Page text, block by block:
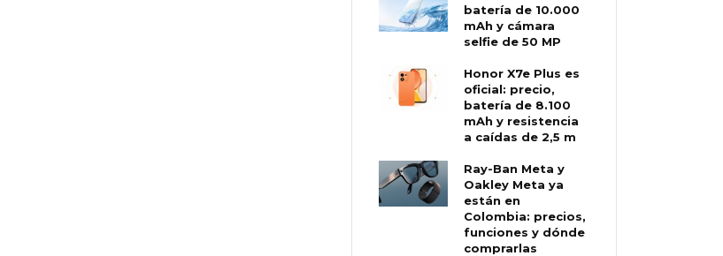
batería de 10.000
mAh y cámara
selfie de 50 MP
Honor X7e Plus es
oficial: precio,
batería de 8.100
mAh y resistencia
a caídas de 2,5 m
Ray-Ban Meta y
Oakley Meta ya
están en
Colombia: precios,
funciones y dónde
comprarlas